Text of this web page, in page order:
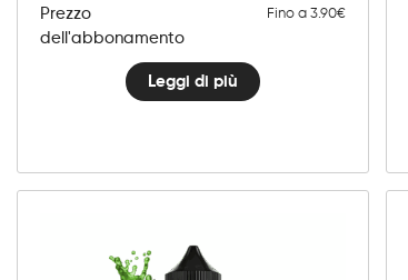
Prezzo
dell'abbonamento
Fino a 3.90€
Leggi di più